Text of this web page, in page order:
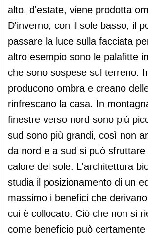
alto, d'estate, viene prodotta
D'inverno, con il sole basso, il
passare la luce sulla facciata
altro esempio sono le palafitte
che sono sospese sul terreno.
producono ombra e creano
rinfrescano la casa. In
finestre verso nord sono più
sud sono più grandi, così non
da nord e a sud si può sfruttare
calore del sole. L'architettura
studia il posizionamento di un
massimo i benefici che
cui è collocato. Ciò che non si
come beneficio può certamente